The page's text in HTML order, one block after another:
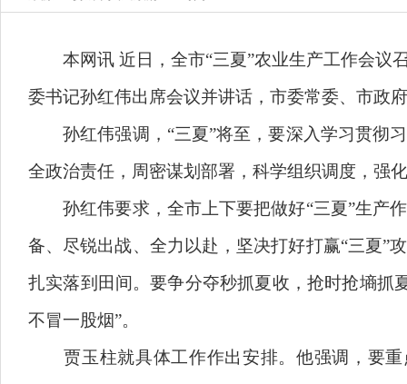
本网讯 近日，全市“三夏”农业生产工作会议
委书记孙红伟出席会议并讲话，市委常委、市政
孙红伟强调，“三夏”将至，要深入学习贯彻习
全政治责任，周密谋划部署，科学组织调度，强
孙红伟要求，全市上下要把做好“三夏”生产作
备、尽锐出战、全力以赴，坚决打好打赢“三夏”
扎实落到田间。要争分夺秒抓夏收，抢时抢墒抓
不冒一股烟”。
贾玉柱就具体工作作出安排。他强调，要重